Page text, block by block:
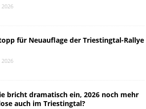
2026
für Neuauflage der Triestingtal-Rallye
2026
bricht dramatisch ein, 2026 noch mehr
auch im Triestingtal?